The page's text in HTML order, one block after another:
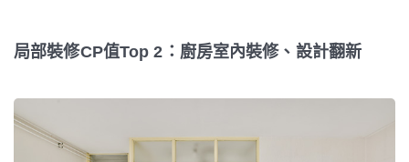
局部裝修CP值Top 2：廚房室內裝修、設計翻新